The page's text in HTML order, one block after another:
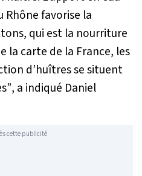
Rhône favorise la
qui est la nourriture
la carte de la France, les
d’huîtres se situent
, a indiqué Daniel
cette publicité